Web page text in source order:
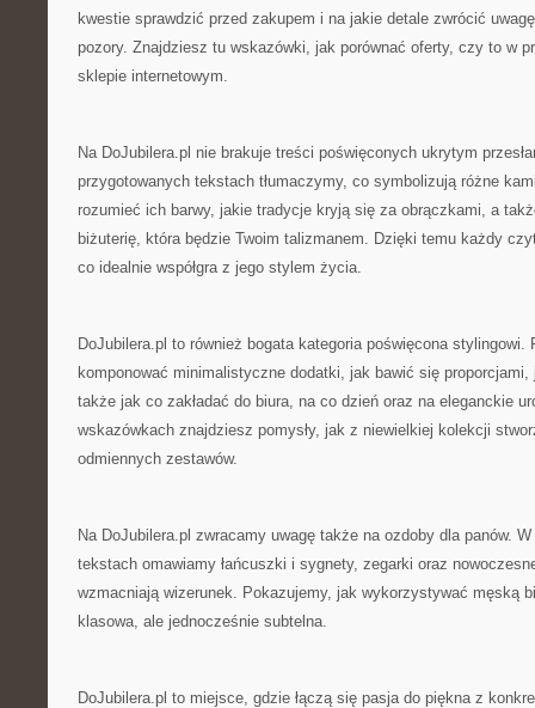
kwestie sprawdzić przed zakupem i na jakie detale zwrócić
pozory. Znajdziesz tu wskazówki, jak porównać oferty, czy to w
sklepie internetowym.
Na DoJubilera.pl nie brakuje treści poświęconych ukrytym
przygotowanych tekstach tłumaczymy, co symbolizują różne
rozumieć ich barwy, jakie tradycje kryją się za obrączkami, a
biżuterię, która będzie Twoim talizmanem. Dzięki temu każdy
co idealnie współgra z jego stylem życia.
DoJubilera.pl to również bogata kategoria poświęcona stylingowi.
komponować minimalistyczne dodatki, jak bawić się proporcjami,
także jak co zakładać do biura, na co dzień oraz na eleganckie
wskazówkach znajdziesz pomysły, jak z niewielkiej kolekcji
odmiennych zestawów.
Na DoJubilera.pl zwracamy uwagę także na ozdoby dla panów.
tekstach omawiamy łańcuszki i sygnety, zegarki oraz
wzmacniają wizerunek. Pokazujemy, jak wykorzystywać męską
klasowa, ale jednocześnie subtelna.
DoJubilera.pl to miejsce, gdzie łączą się pasja do piękna z